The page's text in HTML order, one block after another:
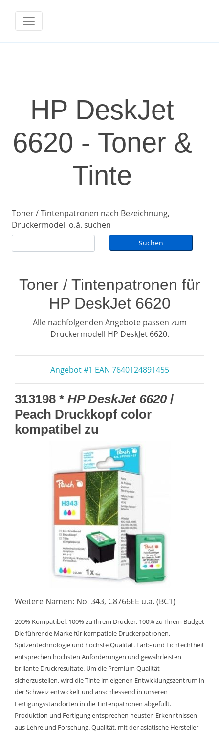
HP DeskJet
6620 - Toner &
Tinte
Toner / Tintenpatronen nach Bezeichnung,
Druckermodell o.ä. suchen
Toner / Tintenpatronen für
HP DeskJet 6620
Alle nachfolgenden Angebote passen zum
Druckermodell HP DeskJet 6620.
Angebot #1 EAN 7640124891455
313198 * HP DeskJet 6620/
Peach Druckkopf color
kompatibel zu
Weitere Namen: No. 343, C8766EE u.a. (BC1)
200% Kompatibel: 100% zu Ihrem Drucker. 100% zu Ihrem Budget
Die führende Marke für kompatible Druckerpatronen.
Spitzentechnologie und höchste Qualität. Farb- und Lichtechtheit
entsprechen höchsten Anforderungen und gewährleisten
brillante Druckresultate. Um die Premium Qualität
sicherzustellen, wird die Tinte im eigenen Entwicklungszentrum in
der Schweiz entwickelt und anschliessend in unseren
Fertigungsstandorten in die Tintenpatronen abgefüllt.
Produktion und Fertigung entsprechen neusten Erkenntnissen
aus Lehre und Forschung. Qualität, mit der asiatische Hersteller